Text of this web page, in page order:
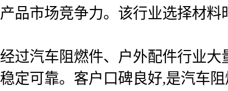
产品市场竞争力。该行业选择材
经过汽车阻燃件、户外配件行业
稳定可靠。客户口碑良好,是汽车